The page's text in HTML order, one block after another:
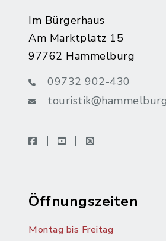
Im Bürgerhaus
Am Marktplatz 15
97762 Hammelburg
09732 902-430
facebookyoutubeinstagram
Öffnungszeiten
Montag bis Freitag